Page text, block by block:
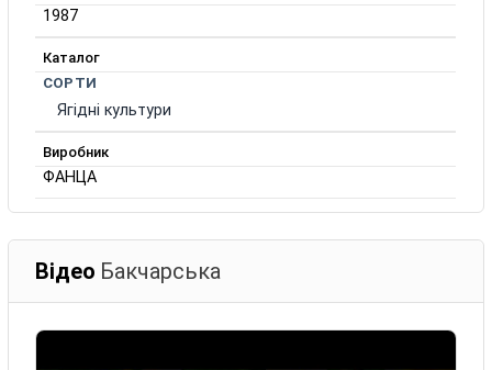
1987
Каталог
СОРТИ
Ягідні культури
Виробник
ФАНЦА
Відео Бакчарська